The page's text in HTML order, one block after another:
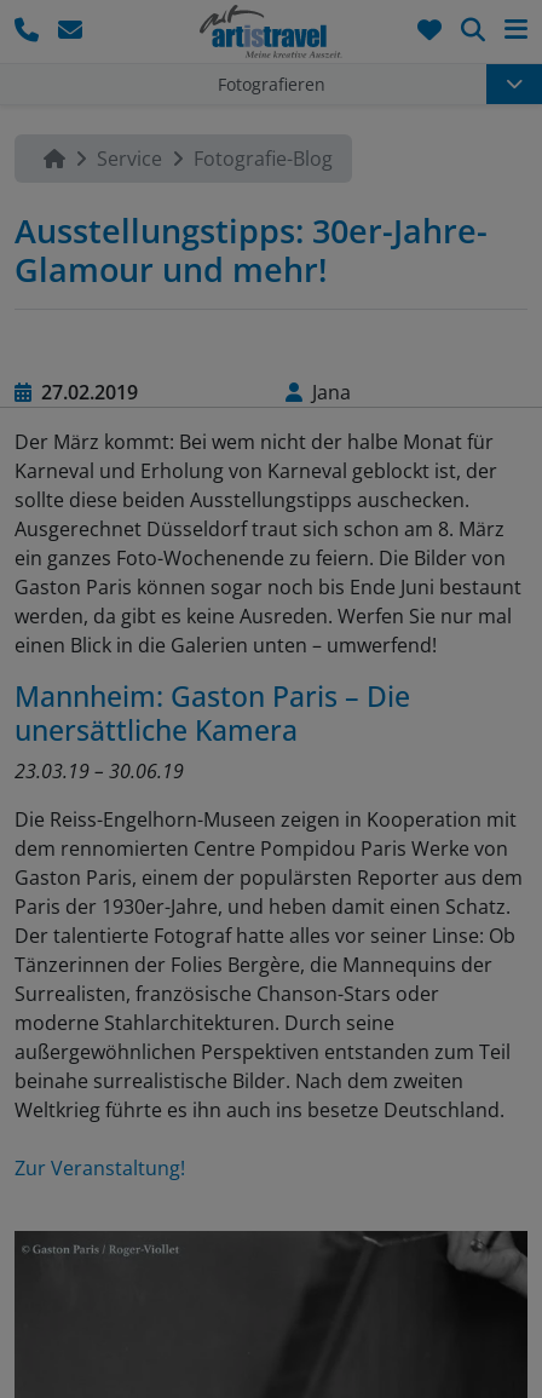
Fotografieren
Service Fotografie-Blog
Ausstellungstipps: 30er-Jahre-
Glamour und mehr!
27.02.2019
Jana
Der März kommt: Bei wem nicht der halbe Monat für
Karneval und Erholung von Karneval geblockt ist, der
sollte diese beiden Ausstellungstipps auschecken.
Ausgerechnet Düsseldorf traut sich schon am 8. März
ein ganzes Foto-Wochenende zu feiern. Die Bilder von
Gaston Paris können sogar noch bis Ende Juni bestaunt
werden, da gibt es keine Ausreden. Werfen Sie nur mal
einen Blick in die Galerien unten – umwerfend!
Mannheim: Gaston Paris – Die
unersättliche Kamera
23.03.19 – 30.06.19
Die Reiss-Engelhorn-Museen zeigen in Kooperation mit
dem rennomierten Centre Pompidou Paris Werke von
Gaston Paris, einem der populärsten Reporter aus dem
Paris der 1930er-Jahre, und heben damit einen Schatz.
Der talentierte Fotograf hatte alles vor seiner Linse: Ob
Tänzerinnen der Folies Bergère, die Mannequins der
Surrealisten, französische Chanson-Stars oder
moderne Stahlarchitekturen. Durch seine
außergewöhnlichen Perspektiven entstanden zum Teil
beinahe surrealistische Bilder. Nach dem zweiten
Weltkrieg führte es ihn auch ins besetze Deutschland.
Zur Veranstaltung!